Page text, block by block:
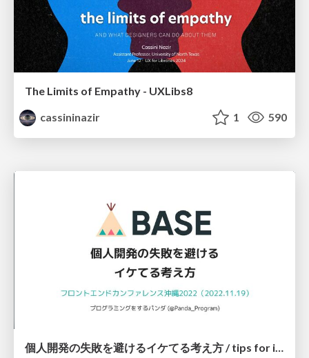
The Limits of Empathy - UXLibs8
cassininazir
1 590
個人開発の失敗を避けるイケてる考え方 / tips for indie hackers